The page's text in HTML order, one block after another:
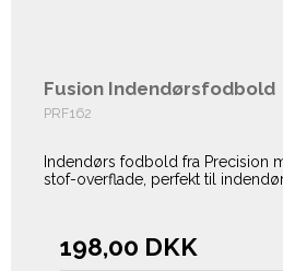
Fusion Indendørsfodbold
PRF162
Indendørs fodbold fra Precision
stof-overflade, perfekt til
198,00 DKK